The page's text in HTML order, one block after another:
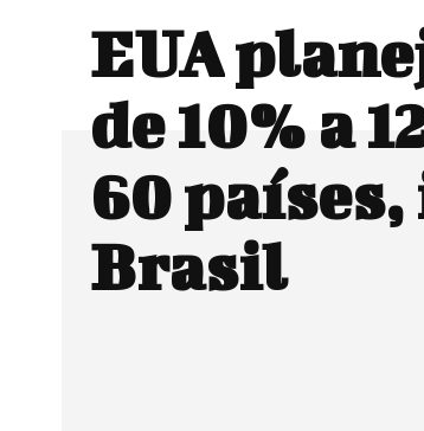
EUA
de 10% a
60
Brasil